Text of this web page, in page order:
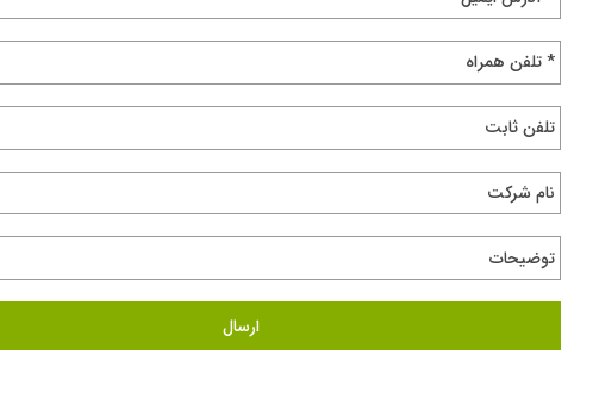
* تلفن همراه
تلفن ثابت
نام شرکت
توضیحات